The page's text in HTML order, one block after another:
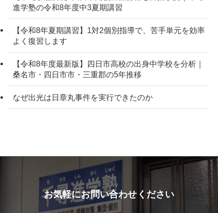
進学塾の令和8年度中3夏期講習
【令和8年夏期講習】1対2個別指導で、苦手単元を効率
よく復習します
【令和8年度最新版】四日市高校の出身中学校を分析｜
桑名市・四日市市・三重郡の5年推移
なぜ出光は日章丸事件を実行できたのか
お気軽にお問い合わせください